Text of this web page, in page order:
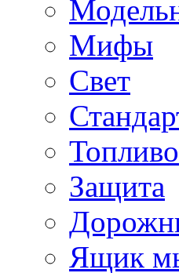
Мифы
Свет
Топливо
Защита
Ящик